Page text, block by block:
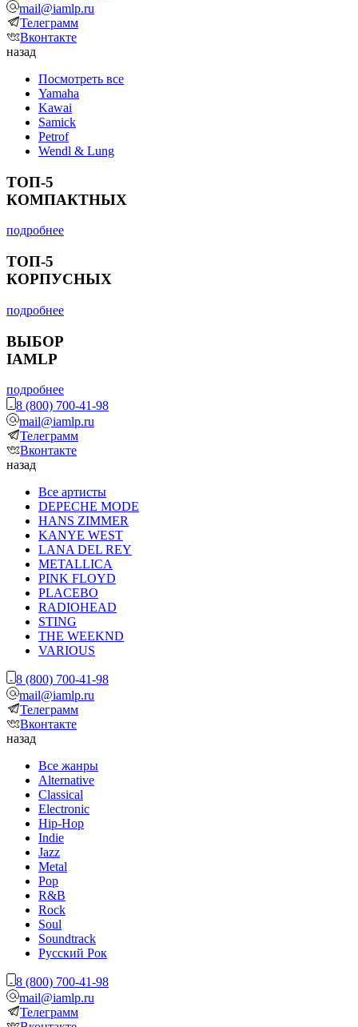
mail@iamlp.ru
Телеграмм
Вконтакте
назад
Посмотреть все
Yamaha
Kawai
Samick
Petrof
Wendl & Lung
ТОП-5
КОМПАКТНЫХ
подробнее
ТОП-5
КОРПУСНЫХ
подробнее
ВЫБОР
IAMLP
подробнее
8 (800) 700-41-98
mail@iamlp.ru
Телеграмм
Вконтакте
назад
Все артисты
DEPECHE MODE
HANS ZIMMER
KANYE WEST
LANA DEL REY
METALLICA
PINK FLOYD
PLACEBO
RADIOHEAD
STING
THE WEEKND
VARIOUS
8 (800) 700-41-98
mail@iamlp.ru
Телеграмм
Вконтакте
назад
Все жанры
Alternative
Classical
Electronic
Hip-Hop
Indie
Jazz
Metal
Pop
R&B
Rock
Soul
Soundtrack
Русский Рок
8 (800) 700-41-98
mail@iamlp.ru
Телеграмм